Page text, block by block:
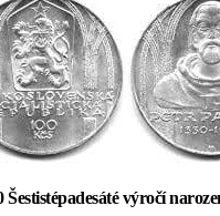
Šestistépadesáté výročí